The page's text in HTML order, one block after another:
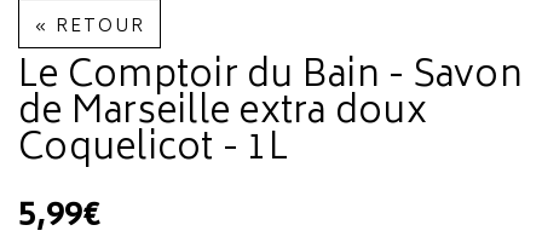
« RETOUR
Le Comptoir du Bain - Savon
de Marseille extra doux
Coquelicot - 1L
5,99€